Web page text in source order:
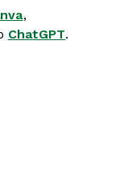
,
ChatGPT.